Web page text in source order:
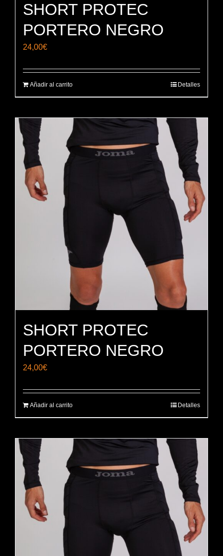
SHORT PROTEC
PORTERO NEGRO
24,00€
Añadir al carrito Detalles
SHORT PROTEC
PORTERO NEGRO
24,00€
Añadir al carrito Detalles